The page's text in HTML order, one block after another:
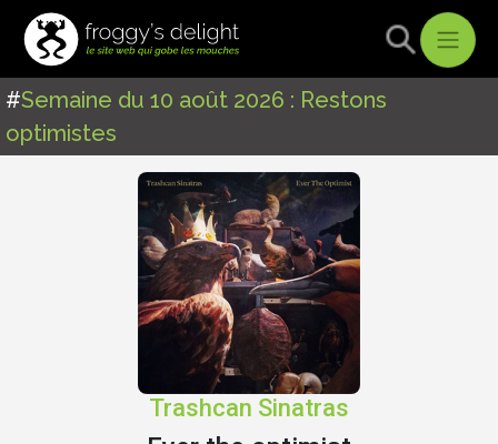
#Semaine du 10 août 2026 : Restons
optimistes
Trashcan Sinatras